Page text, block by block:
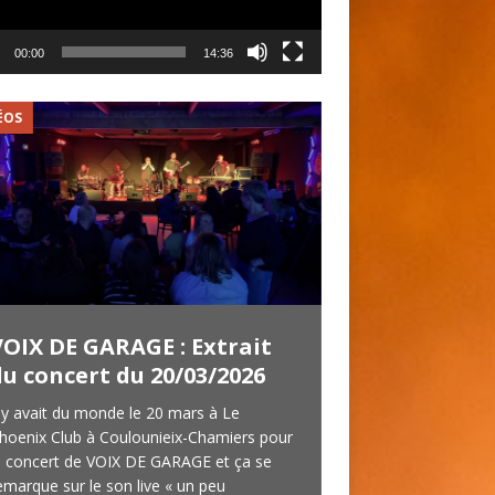
00:00 14:36
DE GARAGE : Extrait
concert du 20/03/2026
avait du monde le 20 mars à Le
Club à Coulounieix-Chamiers pour
concert de VOIX DE GARAGE et ça se
sur le son live « un peu